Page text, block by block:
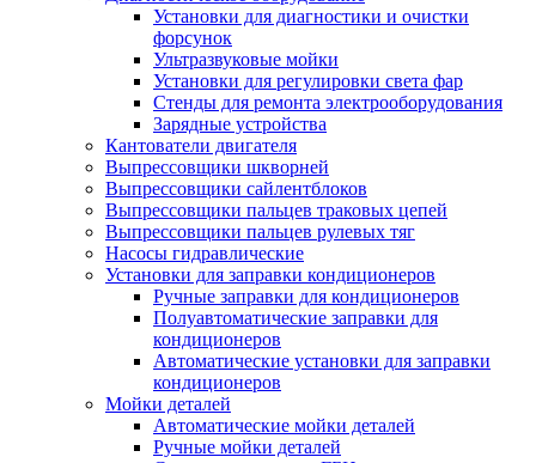
Установки для диагностики и очистки
форсунок
Ультразвуковые мойки
Установки для регулировки света фар
Стенды для ремонта электрооборудования
Зарядные устройства
Кантователи двигателя
Выпрессовщики шкворней
Выпрессовщики сайлентблоков
Выпрессовщики пальцев траковых цепей
Выпрессовщики пальцев рулевых тяг
Насосы гидравлические
Установки для заправки кондиционеров
Ручные заправки для кондиционеров
Полуавтоматические заправки для
кондиционеров
Автоматические установки для заправки
кондиционеров
Мойки деталей
Автоматические мойки деталей
Ручные мойки деталей